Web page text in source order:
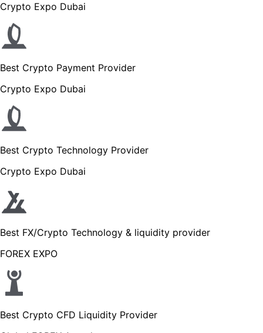
Crypto Expo Dubai
Best Crypto Payment Provider
Crypto Expo Dubai
Best Crypto Technology Provider
Crypto Expo Dubai
Best FX/Crypto Technology & liquidity provider
FOREX EXPO
Best Crypto CFD Liquidity Provider